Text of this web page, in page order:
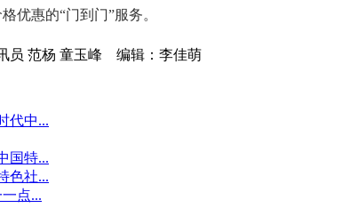
优惠的“门到门”服务。
员 范杨 童玉峰 编辑：李佳萌
代中...
国特...
色社...
点...